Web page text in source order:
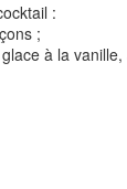
:
;
à la